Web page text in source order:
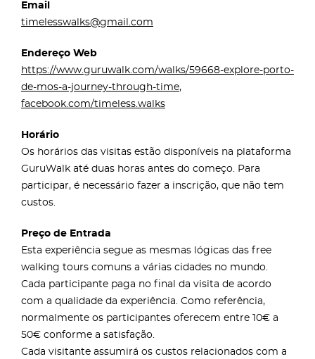
Email
timelesswalks@gmail.com
Endereço Web
https://www.guruwalk.com/walks/59668-explore-porto-
de-mos-a-journey-through-time,
facebook.com/timeless.walks
Horário
Os horários das visitas estão disponíveis na plataforma
GuruWalk até duas horas antes do começo. Para
participar, é necessário fazer a inscrição, que não tem
custos.
Preço de Entrada
Esta experiência segue as mesmas lógicas das free
walking tours comuns a várias cidades no mundo.
Cada participante paga no final da visita de acordo
com a qualidade da experiência. Como referência,
normalmente os participantes oferecem entre 10€ a
50€ conforme a satisfação.
Cada visitante assumirá os custos relacionados com a